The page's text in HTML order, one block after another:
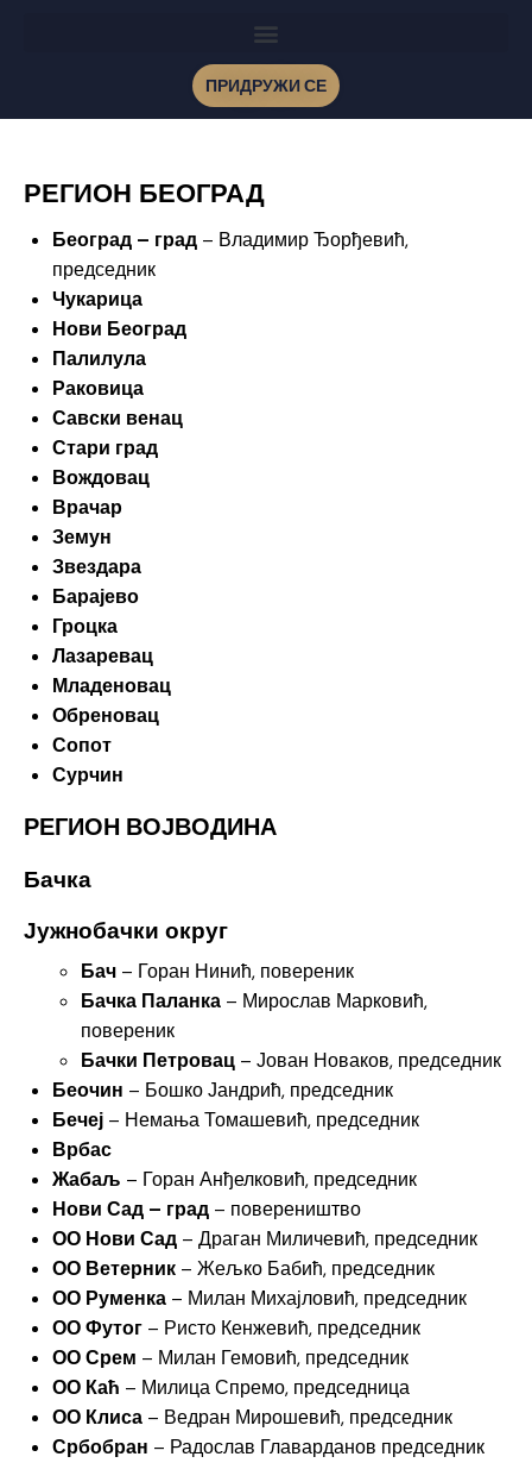
ПРИДРУЖИ СЕ
РЕГИОН БЕОГРАД
Београд – град – Владимир Ђорђевић,
председник
Чукарица
Нови Београд
Палилула
Раковица
Савски венац
Стари град
Вождовац
Врачар
Земун
Звездара
Барајево
Гроцка
Лазаревац
Младеновац
Обреновац
Сопот
Сурчин
РЕГИОН ВОЈВОДИНА
Бачка
Јужнобачки округ
Бач – Горан Нинић, повереник
Бачка Паланка – Мирослав Марковић,
повереник
Бачки Петровац – Јован Новаков, председник
Беочин – Бошко Јандрић, председник
Бечеј – Немања Томашевић, председник
Врбас
Жабаљ – Горан Анђелковић, председник
Нови Сад – град – повереништво
ОО Нови Сад – Драган Миличевић, председник
ОО Ветерник – Жељко Бабић, председник
ОО Руменка – Милан Михајловић, председник
ОО Футог – Ристо Кенжевић, председник
ОО Срем – Милан Гемовић, председник
ОО Каћ – Милица Спремо, председница
ОО Клиса – Ведран Мирошевић, председник
Србобран – Радослав Главарданов председник